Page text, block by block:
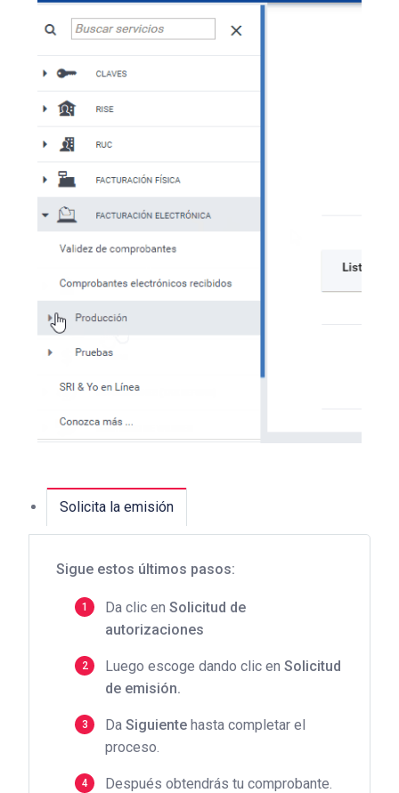
Solicita la emisión
Sigue estos últimos pasos:
Da clic en Solicitud de
autorizaciones
Luego escoge dando clic en Solicitud
de emisión.
Da Siguiente hasta completar el
proceso.
Después obtendrás tu comprobante.